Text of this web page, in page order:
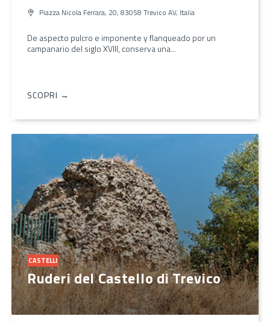
Piazza Nicola Ferrara, 20, 83058 Trevico AV, Italia
De aspecto pulcro e imponente y flanqueado por un
campanario del siglo XVIII, conserva una...
SCOPRI →
CASTELLI
Ruderi del Castello di Trevico